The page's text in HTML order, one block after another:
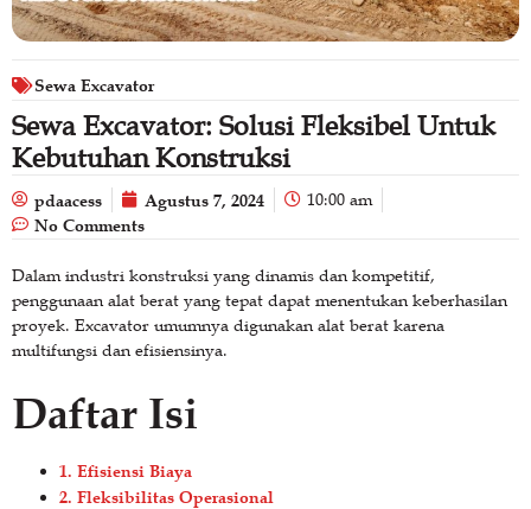
Sewa Excavator
Sewa Excavator: Solusi Fleksibel Untuk
Kebutuhan Konstruksi
pdaacess Agustus 7, 2024 10:00 am
No Comments
Dalam industri konstruksi yang dinamis dan kompetitif,
penggunaan alat berat yang tepat dapat menentukan keberhasilan
proyek. Excavator umumnya digunakan alat berat karena
multifungsi dan efisiensinya.
Daftar Isi
1. Efisiensi Biaya
2. Fleksibilitas Operasional